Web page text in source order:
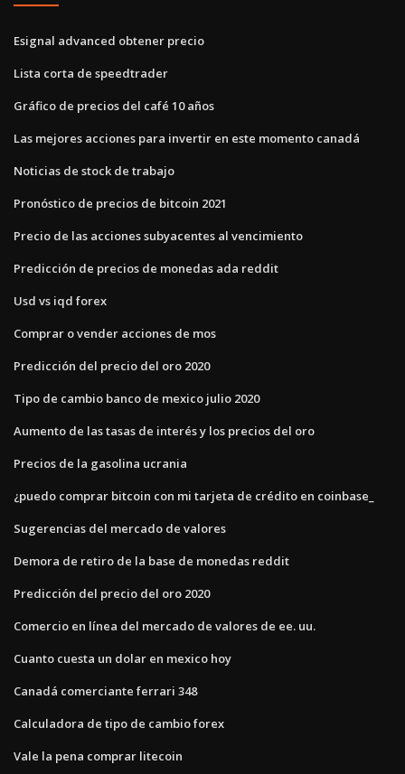
Esignal advanced obtener precio
Lista corta de speedtrader
Gráfico de precios del café 10 años
Las mejores acciones para invertir en este momento canadá
Noticias de stock de trabajo
Pronóstico de precios de bitcoin 2021
Precio de las acciones subyacentes al vencimiento
Predicción de precios de monedas ada reddit
Usd vs iqd forex
Comprar o vender acciones de mos
Predicción del precio del oro 2020
Tipo de cambio banco de mexico julio 2020
Aumento de las tasas de interés y los precios del oro
Precios de la gasolina ucrania
¿puedo comprar bitcoin con mi tarjeta de crédito en coinbase_
Sugerencias del mercado de valores
Demora de retiro de la base de monedas reddit
Predicción del precio del oro 2020
Comercio en línea del mercado de valores de ee. uu.
Cuanto cuesta un dolar en mexico hoy
Canadá comerciante ferrari 348
Calculadora de tipo de cambio forex
Vale la pena comprar litecoin